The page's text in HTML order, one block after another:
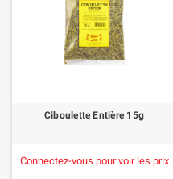
Ciboulette Entière 15g
Connectez-vous pour voir les prix